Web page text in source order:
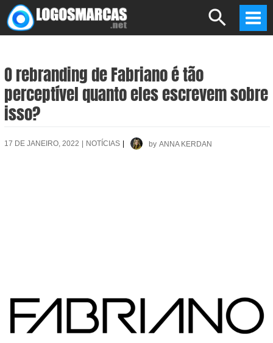
Skip
to
Search
O rebranding de Fabriano é tão
perceptível quanto eles escrevem sobre
isso?
17 DE JANEIRO, 2022 NOTÍCIAS by ANNA KERDAN